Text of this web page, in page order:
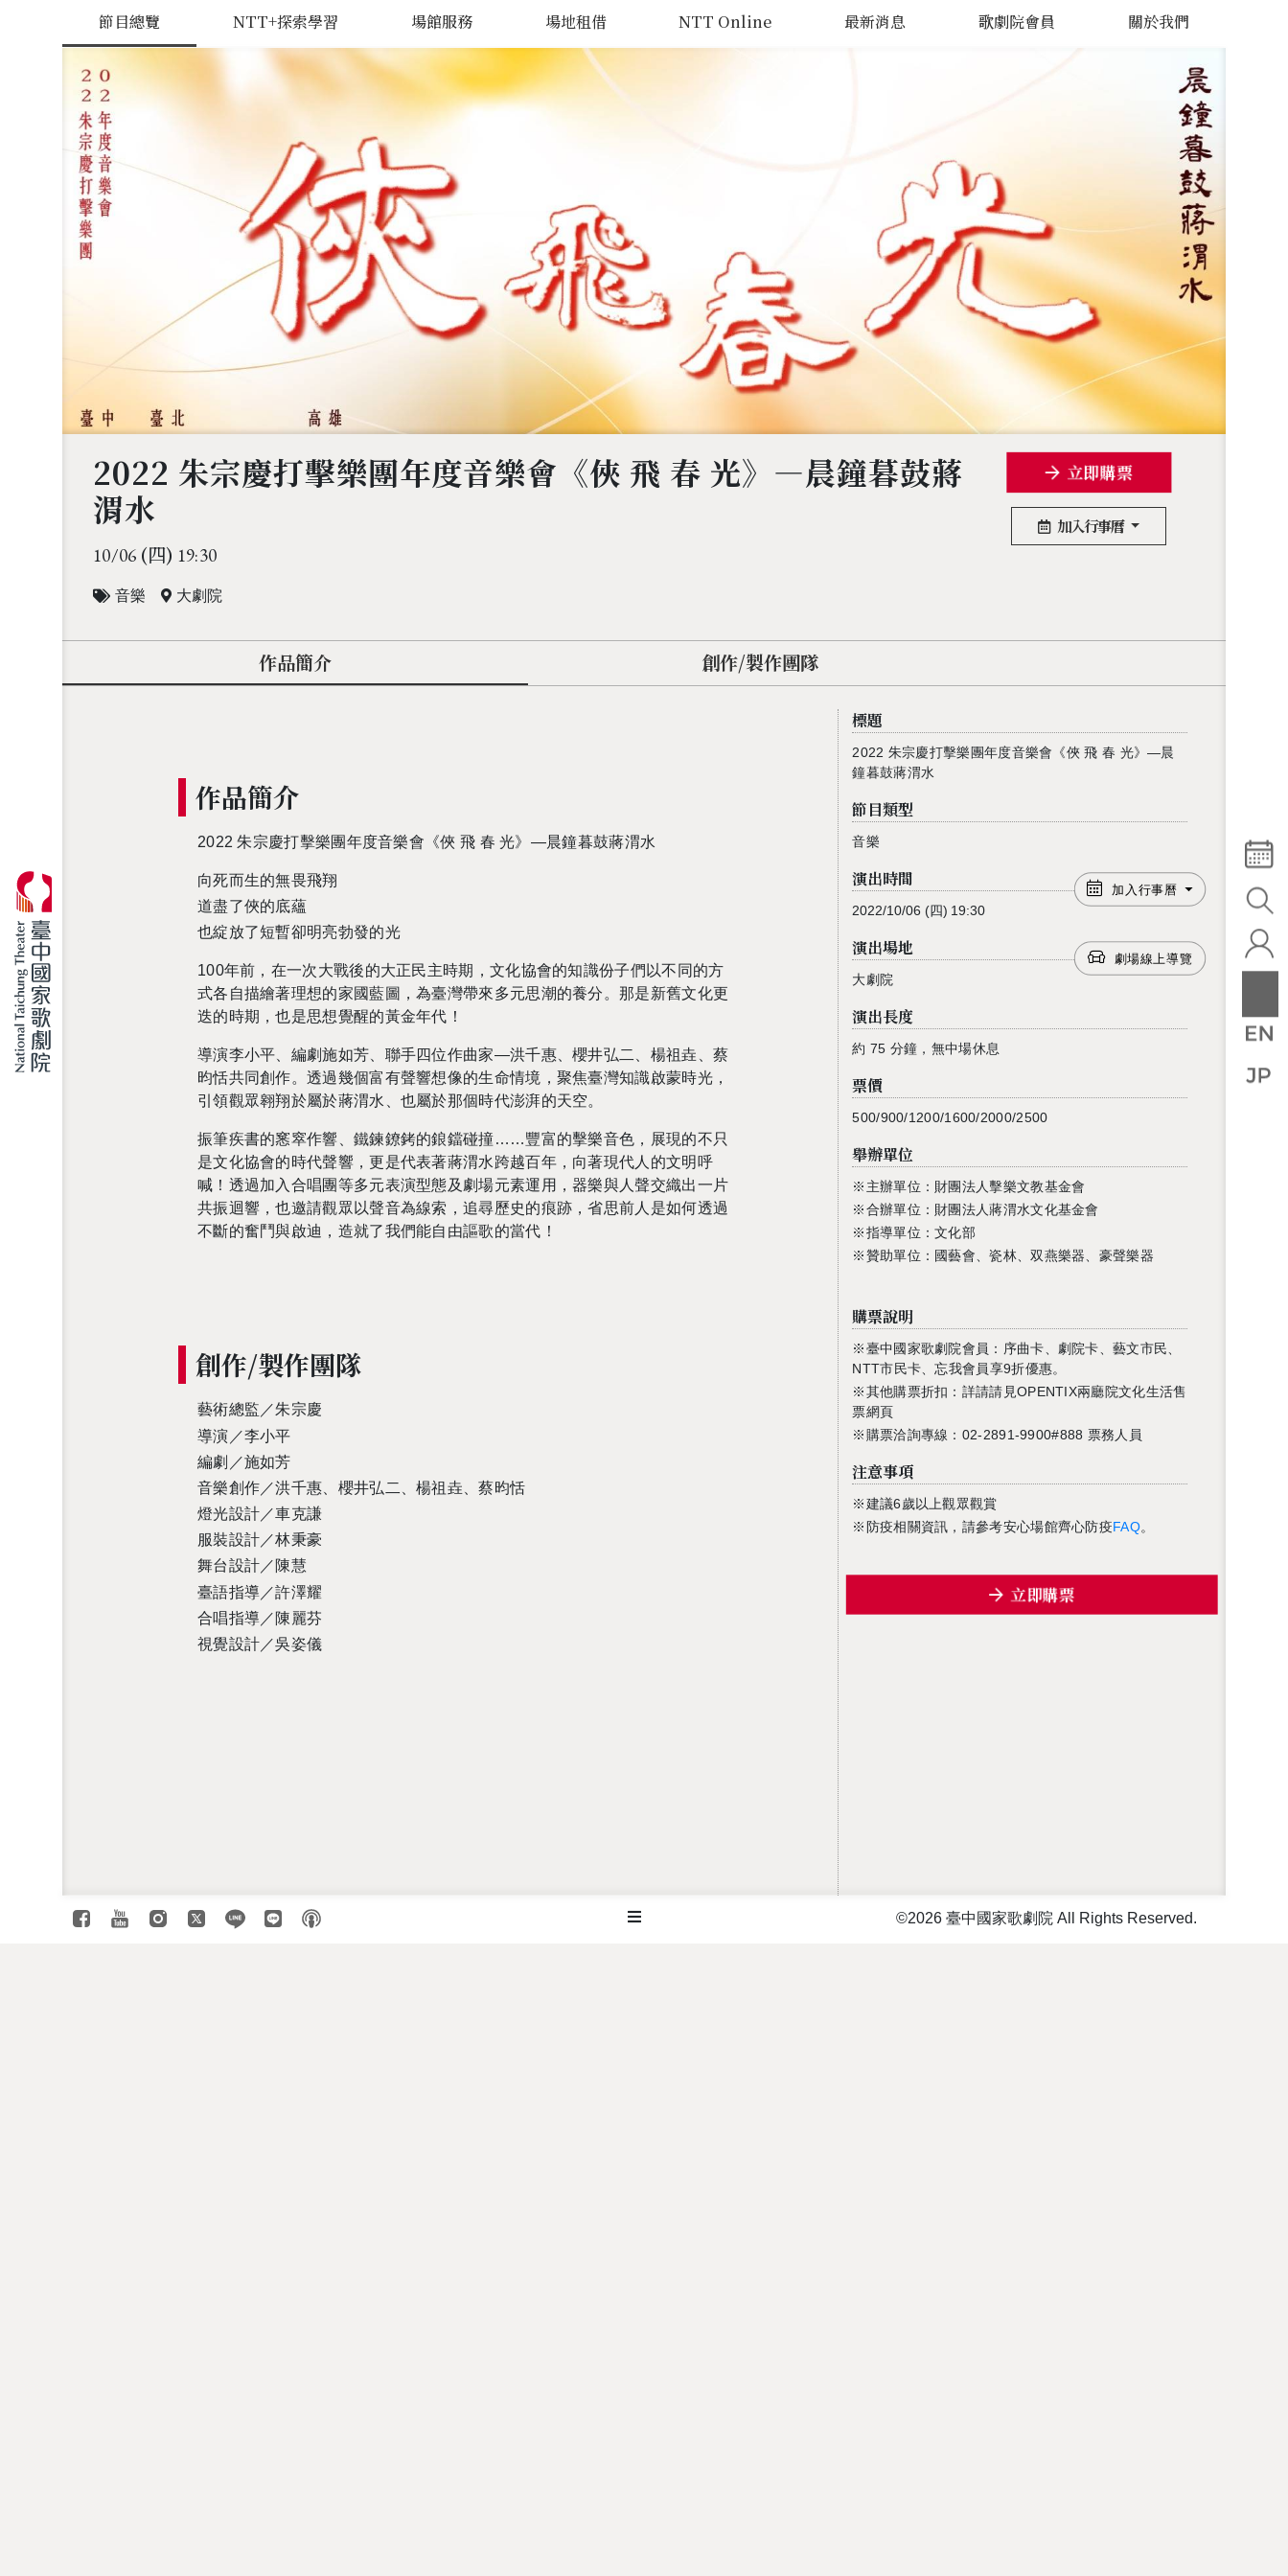
節目總覽 NTT+探索學習 場館服務 場地租借 NTT Online 最新消息 歌劇院會員 關於我們
2022 朱宗慶打擊樂團年度音樂會《俠 飛 春 光》—晨鐘暮鼓蔣
渭水
10/06 (四) 19:30
音樂 大劇院
立即購票
加入行事曆
作品簡介 創作/製作團隊
作品簡介
2022 朱宗慶打擊樂團年度音樂會《俠 飛 春 光》—晨鐘暮鼓蔣渭水
向死而生的無畏飛翔
道盡了俠的底蘊
也綻放了短暫卻明亮勃發的光
100年前，在一次大戰後的大正民主時期，文化協會的知識份子們以不同的方
式各自描繪著理想的家國藍圖，為臺灣帶來多元思潮的養分。那是新舊文化更
迭的時期，也是思想覺醒的黃金年代！
導演李小平、編劇施如芳、聯手四位作曲家—洪千惠、櫻井弘二、楊祖垚、蔡
昀恬共同創作。透過幾個富有聲響想像的生命情境，聚焦臺灣知識啟蒙時光，
引領觀眾翱翔於屬於蔣渭水、也屬於那個時代澎湃的天空。
振筆疾書的窸窣作響、鐵鍊鐐銬的鋃鐺碰撞……豐富的擊樂音色，展現的不只
是文化協會的時代聲響，更是代表著蔣渭水跨越百年，向著現代人的文明呼
喊！透過加入合唱團等多元表演型態及劇場元素運用，器樂與人聲交織出一片
共振迴響，也邀請觀眾以聲音為線索，追尋歷史的痕跡，省思前人是如何透過
不斷的奮鬥與啟迪，造就了我們能自由謳歌的當代！
創作/製作團隊
藝術總監／朱宗慶
導演／李小平
編劇／施如芳
音樂創作／洪千惠、櫻井弘二、楊祖垚、蔡昀恬
燈光設計／車克謙
服裝設計／林秉豪
舞台設計／陳慧
臺語指導／許澤耀
合唱指導／陳麗芬
視覺設計／吳姿儀
標題
2022 朱宗慶打擊樂團年度音樂會《俠 飛 春 光》—晨
鐘暮鼓蔣渭水
節目類型
音樂
演出時間
2022/10/06 (四) 19:30
加入行事曆
演出場地
大劇院
劇場線上導覽
演出長度
約 75 分鐘，無中場休息
票價
500/900/1200/1600/2000/2500
舉辦單位
※主辦單位：財團法人擊樂文教基金會
※合辦單位：財團法人蔣渭水文化基金會
※指導單位：文化部
※贊助單位：國藝會、瓷林、双燕樂器、豪聲樂器
購票說明
※臺中國家歌劇院會員：序曲卡、劇院卡、藝文市民、
NTT市民卡、忘我會員享9折優惠。
※其他購票折扣：詳請請見OPENTIX兩廳院文化生活售
票網頁
※購票洽詢專線：02-2891-9900#888 票務人員
注意事項
※建議6歲以上觀眾觀賞
※防疫相關資訊，請參考安心場館齊心防疫FAQ。
立即購票
©2026 臺中國家歌劇院 All Rights Reserved.